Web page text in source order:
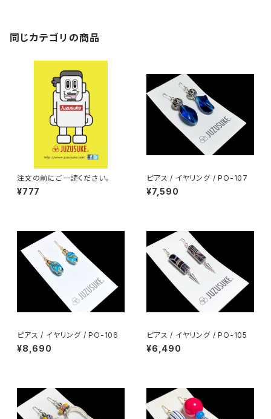
同じカテゴリの商品
注文の前にご一読ください。
¥777
ピアス / イヤリング / PO-107
¥7,590
ピアス / イヤリング / PO-106
¥8,690
ピアス / イヤリング / PO-105
¥6,490